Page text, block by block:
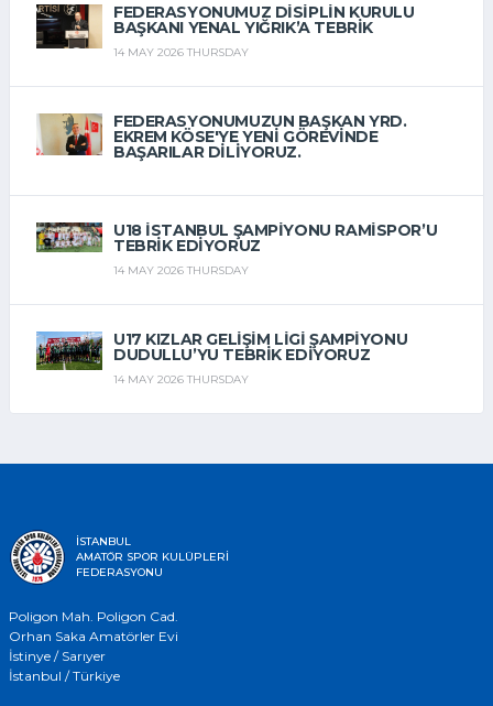
FEDERASYONUMUZ DISIPLIN KURULU
BAŞKANI YENAL YIĞRIK’A TEBRIK
14 MAY 2026 THURSDAY
FEDERASYONUMUZUN BAŞKAN YRD.
EKREM KÖSE'YE YENI GÖREVINDE
BAŞARILAR DILIYORUZ.
U18 İSTANBUL ŞAMPIYONU RAMISPOR’U
TEBRIK EDIYORUZ
14 MAY 2026 THURSDAY
U17 KIZLAR GELIŞIM LIGI ŞAMPIYONU
DUDULLU’YU TEBRIK EDIYORUZ
14 MAY 2026 THURSDAY
İSTANBUL
AMATÖR SPOR KULÜPLERİ
FEDERASYONU
Poligon Mah. Poligon Cad.
Orhan Saka Amatörler Evi
İstinye / Sarıyer
İstanbul / Türkiye